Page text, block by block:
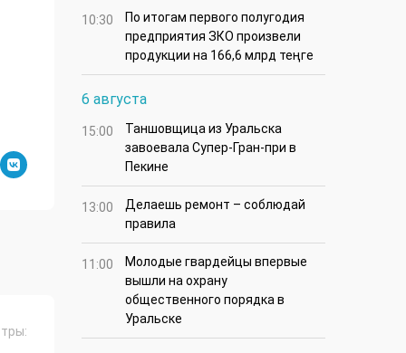
10:30
По итогам первого полугодия
предприятия ЗКО произвели
продукции на 166,6 млрд теңге
6 августа
15:00
Таншовщица из Уральска
завоевала Супер-Гран-при в
Пекине
13:00
Делаешь ремонт – соблюдай
правила
11:00
Молодые гвардейцы впервые
вышли на охрану
общественного порядка в
Уральске